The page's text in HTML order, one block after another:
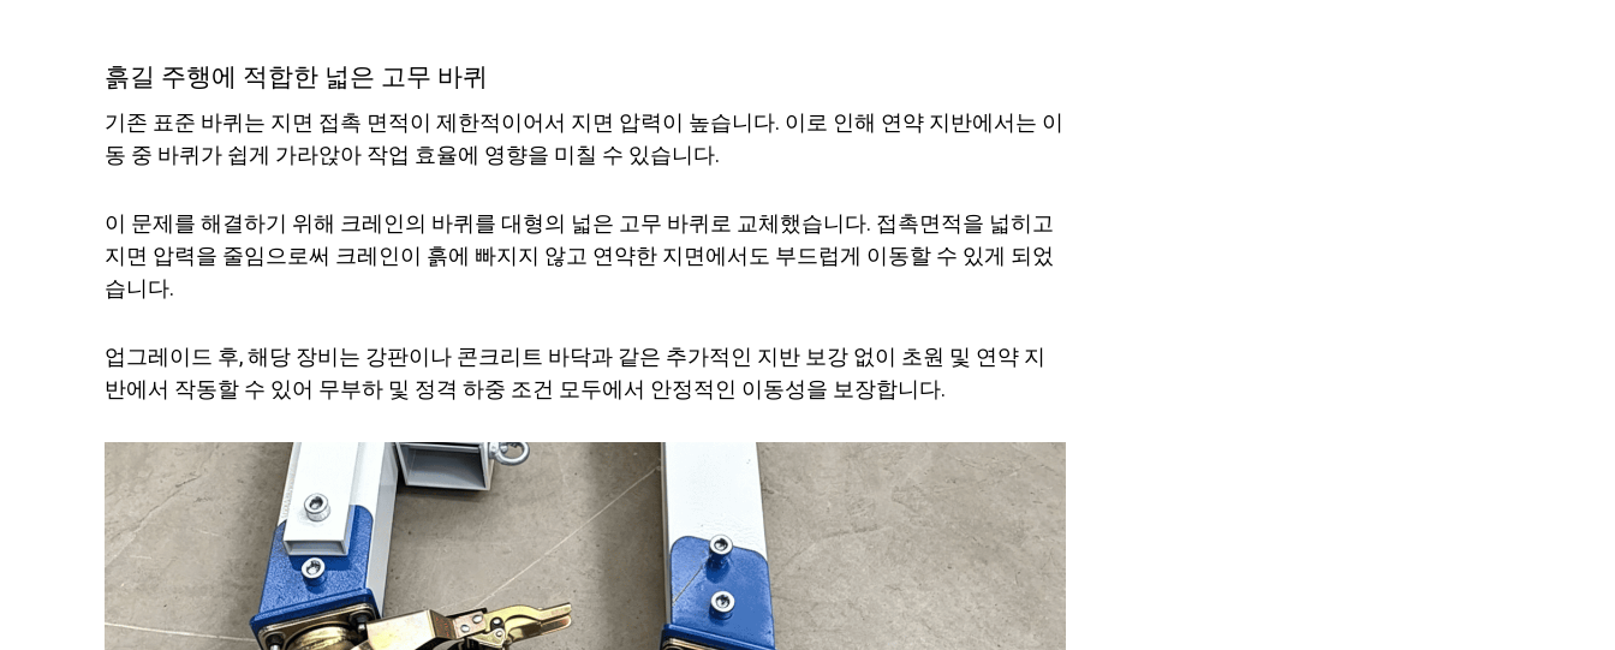
흙길 주행에 적합한 넓은 고무 바퀴
기존 표준 바퀴는 지면 접촉 면적이 제한적이어서 지면 압력이 높습니다. 이로 인해 연약 지반에서는 이
동 중 바퀴가 쉽게 가라앉아 작업 효율에 영향을 미칠 수 있습니다.
이 문제를 해결하기 위해 크레인의 바퀴를 대형의 넓은 고무 바퀴로 교체했습니다. 접촉면적을 넓히고
지면 압력을 줄임으로써 크레인이 흙에 빠지지 않고 연약한 지면에서도 부드럽게 이동할 수 있게 되었
습니다.
업그레이드 후, 해당 장비는 강판이나 콘크리트 바닥과 같은 추가적인 지반 보강 없이 초원 및 연약 지
반에서 작동할 수 있어 무부하 및 정격 하중 조건 모두에서 안정적인 이동성을 보장합니다.